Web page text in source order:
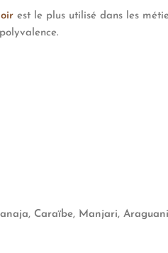
est le plus utilisé dans les
, Caraïbe, Manjari, Araguani